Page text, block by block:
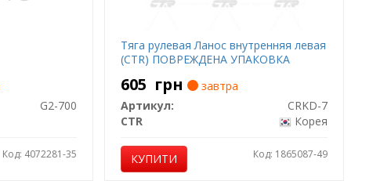
G2-700
Код: 4072281-35
Тяга рулевая Ланос внутренняя левая
(CTR) ПОВРЕЖДЕНА УПАКОВКА
605 грн
завтра
Артикул:
CRKD-7
CTR
Корея
КУПИТИ Код: 1865087-49